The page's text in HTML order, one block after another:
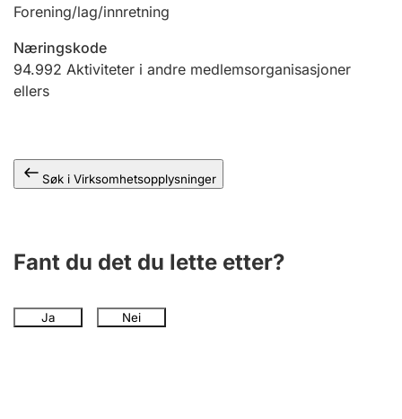
Forening/lag/innretning
Næringskode
94.992 Aktiviteter i andre medlemsorganisasjoner
ellers
Søk i Virksomhetsopplysninger
Fant du det du lette etter?
Ja Nei